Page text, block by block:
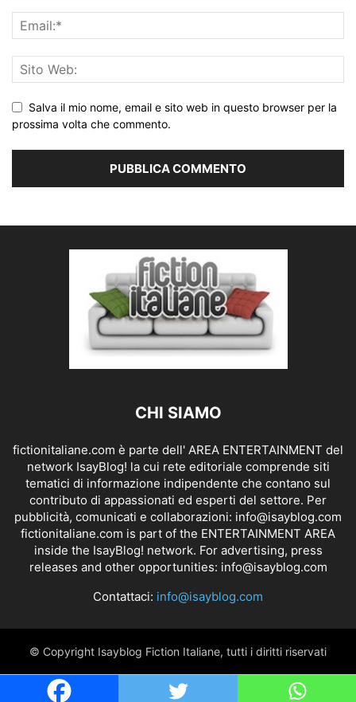
Salva il mio nome, email e sito web in questo browser per la
prossima volta che commento.
CHI SIAMO
fictionitaliane.com è parte dell' AREA ENTERTAINMENT del
network IsayBlog! la cui rete editoriale comprende siti
tematici di informazione indipendente che contano sul
contributo di appassionati ed esperti del settore. Per
pubblicità, comunicati e collaborazioni: info@isayblog.com
fictionitaliane.com is part of the ENTERTAINMENT AREA
inside the IsayBlog! network. For advertising, press
releases and other opportunities: info@isayblog.com
Contattaci: info@isayblog.com
© Copyright Isayblog Fiction Italiane, tutti i diritti riservati